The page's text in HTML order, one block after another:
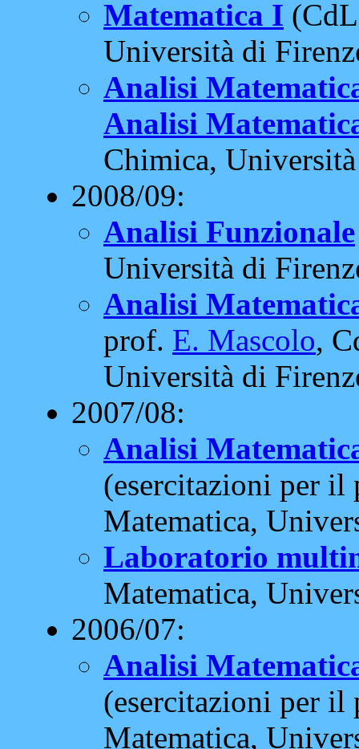
Matematica I
Università di
Analisi
Analisi
Chimica,
2008/09:
Analisi Funzionale
Università di
Analisi
prof. E. Mascolo,
Università di
2007/08:
Analisi
(esercitazioni per
Matematica,
Laboratorio
Matematica,
2006/07:
Analisi
(esercitazioni per
Matematica,